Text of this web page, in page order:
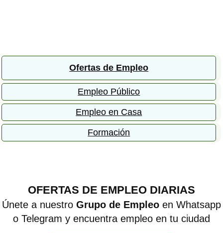
Ofertas de Empleo
Empleo Público
Empleo en Casa
Formación
OFERTAS DE EMPLEO DIARIAS
Únete a nuestro Grupo de Empleo en Whatsapp
o Telegram y encuentra empleo en tu ciudad